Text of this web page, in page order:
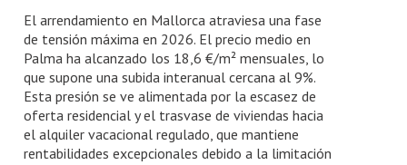
El arrendamiento en Mallorca atraviesa una fase
de tensión máxima en 2026. El precio medio en
Palma ha alcanzado los 18,6 €/m² mensuales, lo
que supone una subida interanual cercana al 9%.
Esta presión se ve alimentada por la escasez de
oferta residencial y el trasvase de viviendas hacia
el alquiler vacacional regulado, que mantiene
rentabilidades excepcionales debido a la limitación